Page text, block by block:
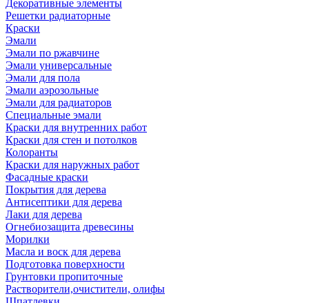
Декоративные элементы
Решетки радиаторные
Краски
Эмали
Эмали по ржавчине
Эмали универсальные
Эмали для пола
Эмали аэрозольные
Эмали для радиаторов
Специальные эмали
Краски для внутренних работ
Краски для стен и потолков
Колоранты
Краски для наружных работ
Фасадные краски
Покрытия для дерева
Антисептики для дерева
Лаки для дерева
Огнебиозащита древесины
Морилки
Масла и воск для дерева
Подготовка поверхности
Грунтовки пропиточные
Растворители,очистители, олифы